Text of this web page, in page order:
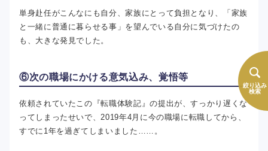
絞り込み
検索
単身赴任がこんなにも自分、家族にとって負担となり、「家族
と一緒に普通に暮らせる事」を望んでいる自分に気づけたの
も、大きな発見でした。
⑥次の職場にかける意気込み、覚悟等
依頼されていたこの『転職体験記』の提出が、すっかり遅くな
ってしまったせいで、2019年4月に今の職場に転職してから、
すでに1年を過ぎてしまいました……。